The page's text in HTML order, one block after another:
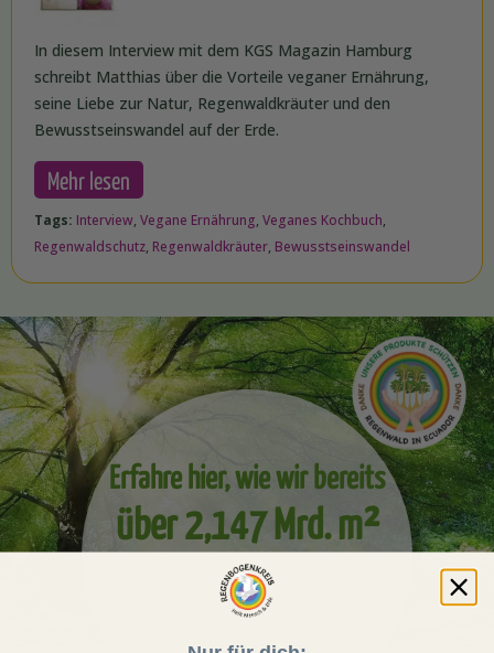
In diesem Interview mit dem KGS Magazin Hamburg
schreibt Matthias über die Vorteile veganer Ernährung,
seine Liebe zur Natur, Regenwaldkräuter und den
Bewusstseinswandel auf der Erde.
Mehr lesen
Tags: Interview, Vegane Ernährung, Veganes Kochbuch,
Regenwaldschutz, Regenwaldkräuter, Bewusstseinswandel
Erfahre hier, wie wir bereits
über 2,147 Mrd. m²
Regenwald schützen
konnten!